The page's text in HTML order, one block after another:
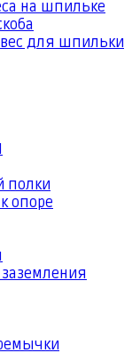
на шпильке
для шпильки
полки
опоре